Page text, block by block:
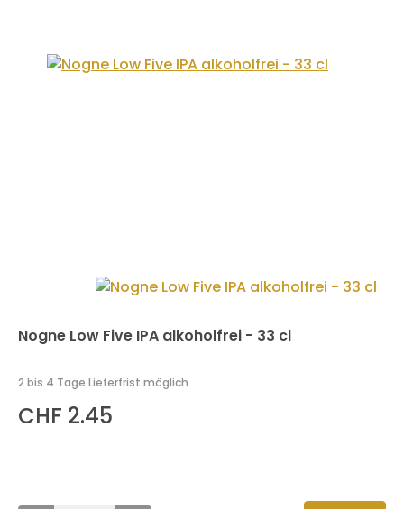
Nogne Low Five IPA alkoholfrei - 33 cl
2 bis 4 Tage Lieferfrist möglich
CHF 2.45